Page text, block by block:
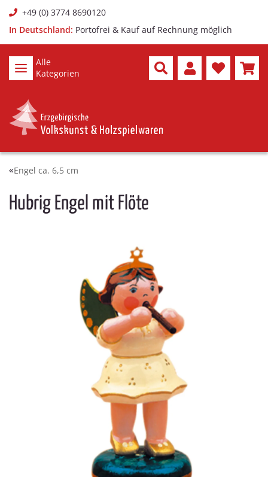
+49 (0) 3774 8690120
In Deutschland: Portofrei & Kauf auf Rechnung möglich
Alle
Kategorien
Engel ca. 6,5 cm
Hubrig Engel mit Flöte